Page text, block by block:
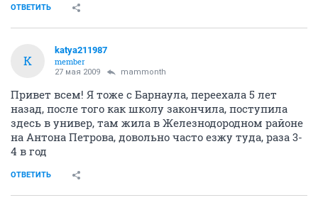
ОТВЕТИТЬ
K
katya211987
member
27 мая 2009 mammonth
Привет всем! Я тоже с Барнаула, переехала 5 лет
назад, после того как школу закончила, поступила
здесь в универ, там жила в Железнодородном районе
на Антона Петрова, довольно часто езжу туда, раза 3-
4 в год
ОТВЕТИТЬ